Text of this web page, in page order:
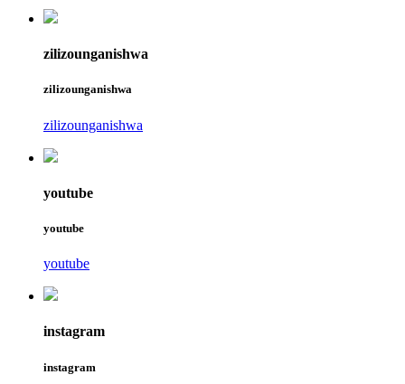
zilizounganishwa
zilizounganishwa
zilizounganishwa
youtube
youtube
youtube
instagram
instagram